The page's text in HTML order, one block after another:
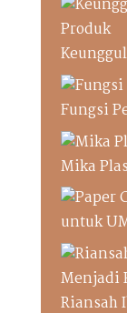
Fungsi
Mika
untuk
Riansah